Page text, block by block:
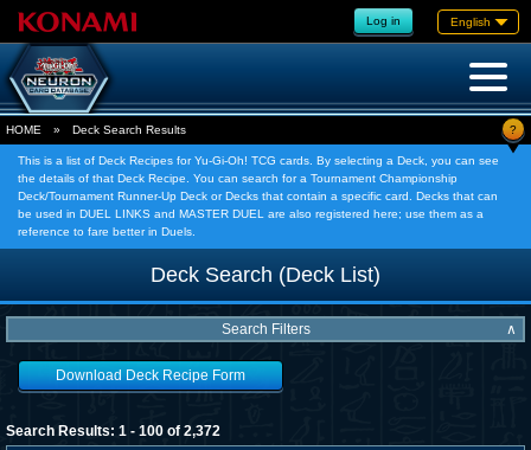
Log in English
HOME » Deck Search Results ?
This is a list of Deck Recipes for Yu-Gi-Oh! TCG cards. By selecting a Deck, you can see
the details of that Deck Recipe. You can search for a Tournament Championship
Deck/Tournament Runner-Up Deck or Decks that contain a specific card. Decks that can
be used in DUEL LINKS and MASTER DUEL are also registered here; use them as a
reference to fare better in Duels.
Deck Search (Deck List)
Search Filters ∧
Download Deck Recipe Form
Search Results: 1 - 100 of 2,372